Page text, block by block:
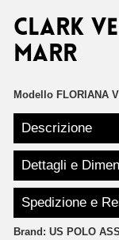
CLARK
MARR
Modello FLORIANA
Descrizione
Dettagli e
Spedizione e
Brand: US POLO